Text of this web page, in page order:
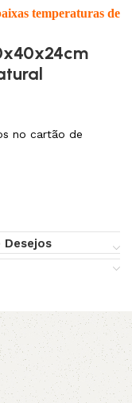
temperaturas de
no cartão de